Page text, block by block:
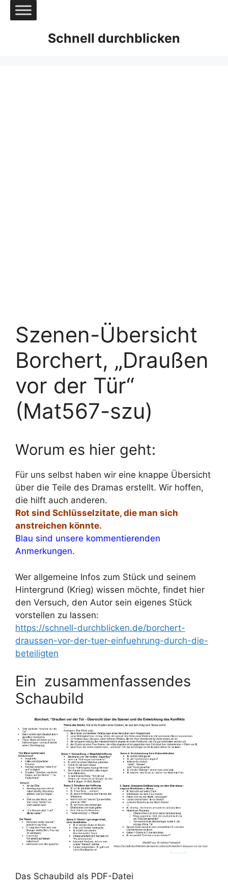
Zum
Inhalt
Schnell durchblicken
Szenen-Übersicht
Borchert, „Draußen
vor der Tür“
(Mat567-szu)
Worum es hier geht:
Für uns selbst haben wir eine knappe Übersicht
über die Teile des Dramas erstellt. Wir hoffen,
die hilft auch anderen.
Rot sind Schlüsselzitate, die man sich
anstreichen könnte.
Blau sind unsere kommentierenden
Anmerkungen.
Wer allgemeine Infos zum Stück und seinem
Hintergrund (Krieg) wissen möchte, findet hier
den Versuch, den Autor sein eigenes Stück
vorstellen zu lassen:
https://schnell-durchblicken.de/borchert-
draussen-vor-der-tuer-einfuehrung-durch-die-
beteiligten
Ein zusammenfassendes
Schaubild
Das Schaubild als PDF-Datei